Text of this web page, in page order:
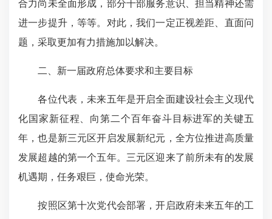
合力尚未全面形成，部分干部服务意识、担当精神还需
进一步提升，等等。对此，我们一定正视差距、直面问
题，采取更加有力措施加以解决。
二、新一届政府总体要求和主要目标
各位代表，未来五年是开启全面建设社会主义现代
化国家新征程、向第二个百年奋斗目标进军的关键五
年，也是新三元区开启发展新纪元，全方位推进高质量
发展超越的第一个五年。三元区迎来了前所未有的发展
机遇期，任务艰巨，使命光荣。
按照区第十次党代会部署，开启政府未来五年的工